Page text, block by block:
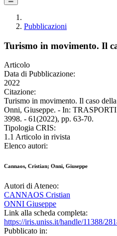
Pubblicazioni
Turismo in movimento. Il
Articolo
Data di Pubblicazione:
2022
Citazione:
Turismo in movimento. Il caso
Onni, Giuseppe. - In:
3998. - 61(2022), pp. 63-70.
Tipologia CRIS:
1.1 Articolo in rivista
Elenco autori:
Cannaos, Cristian; Onni, Giuseppe
Autori di Ateneo:
CANNAOS Cristian
ONNI Giuseppe
Link alla scheda completa:
https://iris.uniss.it/handle/11388/
Pubblicato in: